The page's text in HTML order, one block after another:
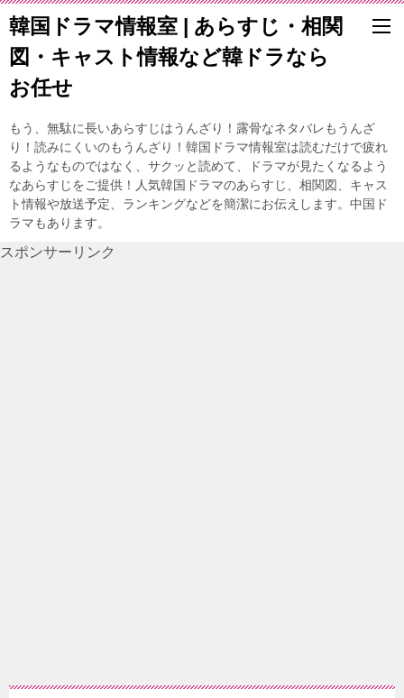
韓国ドラマ情報室 | あらすじ・相関
図・キャスト情報など韓ドラなら
お任せ
もう、無駄に長いあらすじはうんざり！露骨なネタバレもうんざ
り！読みにくいのもうんざり！韓国ドラマ情報室は読むだけで疲れ
るようなものではなく、サクッと読めて、ドラマが見たくなるよう
なあらすじをご提供！人気韓国ドラマのあらすじ、相関図、キャス
ト情報や放送予定、ランキングなどを簡潔にお伝えします。中国ド
ラマもあります。
スポンサーリンク